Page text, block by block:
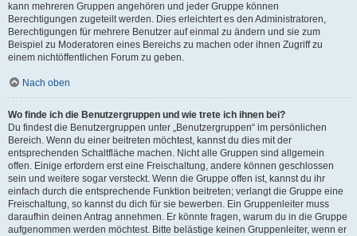
kann mehreren Gruppen angehören und jeder Gruppe können
Berechtigungen zugeteilt werden. Dies erleichtert es den Administratoren,
Berechtigungen für mehrere Benutzer auf einmal zu ändern und sie zum
Beispiel zu Moderatoren eines Bereichs zu machen oder ihnen Zugriff zu
einem nichtöffentlichen Forum zu geben.
Nach oben
Wo finde ich die Benutzergruppen und wie trete ich ihnen bei?
Du findest die Benutzergruppen unter „Benutzergruppen“ im persönlichen
Bereich. Wenn du einer beitreten möchtest, kannst du dies mit der
entsprechenden Schaltfläche machen. Nicht alle Gruppen sind allgemein
offen. Einige erfordern erst eine Freischaltung, andere können geschlossen
sein und weitere sogar versteckt. Wenn die Gruppe offen ist, kannst du ihr
einfach durch die entsprechende Funktion beitreten; verlangt die Gruppe eine
Freischaltung, so kannst du dich für sie bewerben. Ein Gruppenleiter muss
daraufhin deinen Antrag annehmen. Er könnte fragen, warum du in die Gruppe
aufgenommen werden möchtest. Bitte belästige keinen Gruppenleiter, wenn er